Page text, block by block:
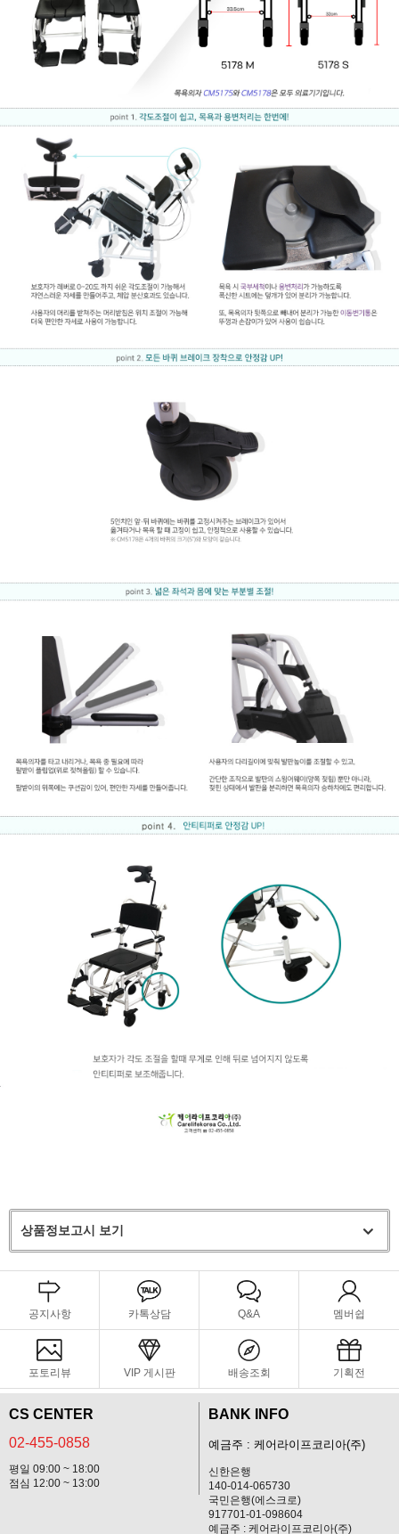
상품정보고시 보기
공지사항 카톡상담 Q&A 멤버쉽
포토리뷰 VIP 게시판 배송조회 기획전
CS CENTER
02-455-0858
평일 09:00 ~ 18:00
점심 12:00 ~ 13:00
BANK INFO
예금주 : 케어라이프코리아(주)
신한은행
140-014-065730
국민은행(에스크로)
917701-01-098604
예금주 : 케어라이프코리아(주)